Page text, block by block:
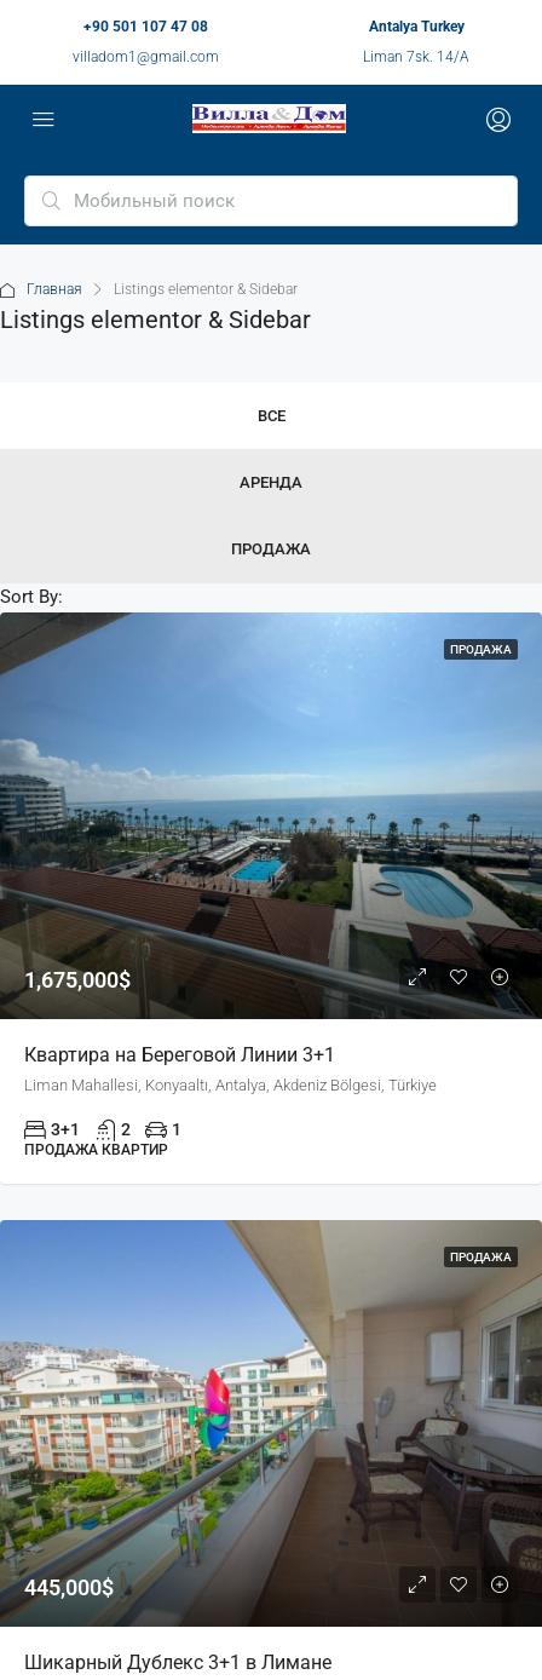
+90 501 107 47 08
villadom1@gmail.com
Antalya Turkey
Liman 7sk. 14/A
Главная Listings elementor & Sidebar
Listings elementor & Sidebar
ВСЕ
АРЕНДА
ПРОДАЖА
Sort By:
ПРОДАЖА
1,675,000$
Квартира на Береговой Линии 3+1
Liman Mahallesi, Konyaaltı, Antalya, Akdeniz Bölgesi, Türkiye
3+1 2 1
ПРОДАЖА КВАРТИР
ПРОДАЖА
445,000$
Шикарный Дублекс 3+1 в Лимане